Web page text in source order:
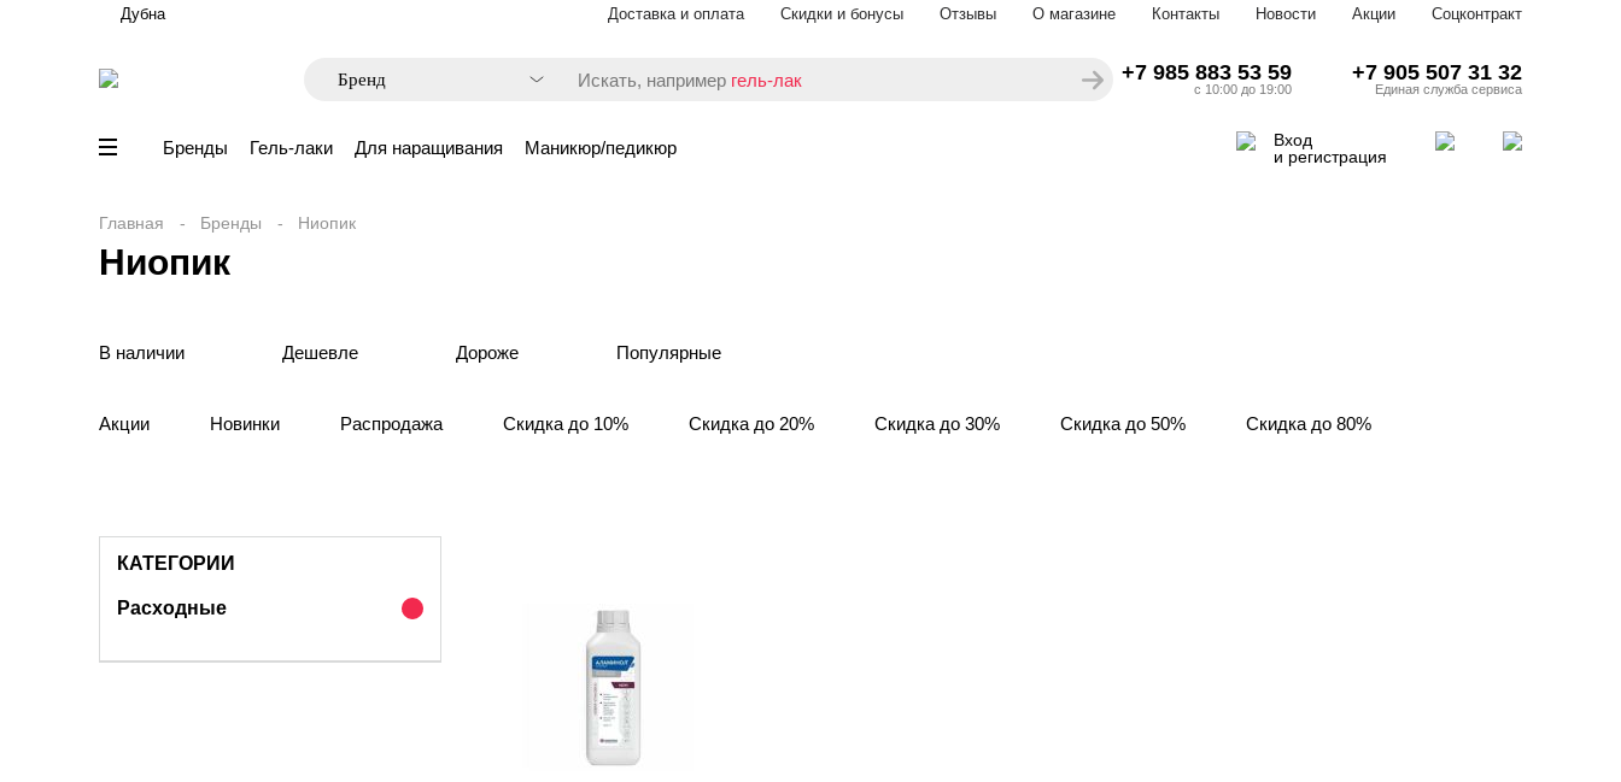
Дубна Доставка и оплата Скидки и бонусы Отзывы О магазине Контакты Новости Акции Соцконтракт
Искать, например гель-лак +7 985 883 53 59
с 10:00 до 19:00
+7 905 507 31 32
Единая служба сервиса
Бренды Гель-лаки Для наращивания Маникюр/педикюр
Вход
и регистрация
Главная Бренды Ниопик
Ниопик
В наличии Дешевле Дороже Популярные
Акции Новинки Распродажа Скидка до 10% Скидка до 20% Скидка до 30% Скидка до 50% Скидка до 80%
КАТЕГОРИИ
Расходные